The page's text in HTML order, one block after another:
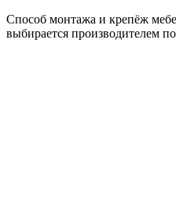
Способ монтажа и крепёж
выбирается производителем